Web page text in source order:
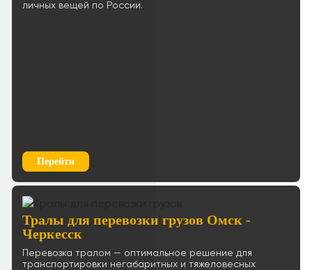
личных вещей по России.
Перейти
Тралы для перевозки грузов Омск -
Черкесск
Перевозка тралом — оптимальное решение для
транспортировки негабаритных и тяжеловесных